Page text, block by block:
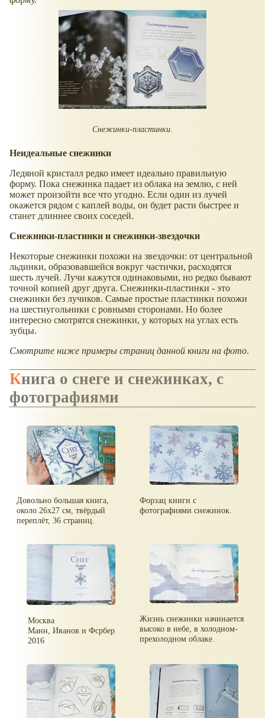
Снежинки-пластинки.
Неидеальные снежинки
Ледяной кристалл редко имеет идеально правильную
форму. Пока снежинка падает из облака на землю, с ней
может произойти все что угодно. Если один из лучей
окажется рядом с каплей воды, он будет расти быстрее и
станет длиннее своих соседей.
Снежинки-пластинки и снежинки-звездочки
Некоторые снежинки похожи на звездочки: от центральной
льдинки, образовавшейся вокруг частички, расходятся
шесть лучей. Лучи кажутся одинаковыми, но редко бывают
точной копией друг друга. Снежинки-пластинки - это
снежинки без лучиков. Самые простые пластинки похожи
на шестиугольники с ровными сторонами. Но более
интересно смотрятся снежинки, у которых на углах есть
зубцы.
Смотрите ниже примеры страниц данной книги на фото.
Книга о снеге и снежинках, с
фотографиями
Довольно большая книга,
около 26х27 см, твёрдый
переплёт, 36 страниц.
Форзац книги с
фотографиями снежинок.
Москва
Манн, Иванов и Фсрбер
2016
Жизнь снежинки начинается
высоко в небе, в холодном-
прехолодном облаке.